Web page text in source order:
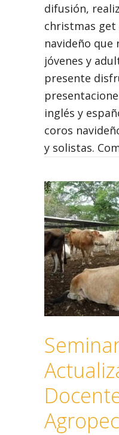
difusión,
christmas
navideño que
jóvenes y
presente
inglés y
coros
y solistas.